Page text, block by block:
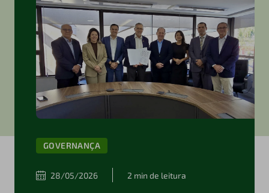
GOVERNANÇA
28/05/2026 2 min de leitura